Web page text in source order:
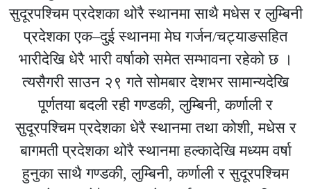
सुदूरपश्चिम प्रदेशका थोरै स्थानमा साथै मधेस र लुम्बिनी
प्रदेशका एक–दुई स्थानमा मेघ गर्जन/चट्याङसहित
भारीदेखि धेरै भारी वर्षाको समेत सम्भावना रहेको छ ।
त्यसैगरी साउन २९ गते सोमबार देशभर सामान्यदेखि
पूर्णतया बदली रही गण्डकी, लुम्बिनी, कर्णाली र
सुदूरपश्चिम प्रदेशका धेरै स्थानमा तथा कोशी, मधेस र
बागमती प्रदेशका थोरै स्थानमा हल्कादेखि मध्यम वर्षा
हुनुका साथै गण्डकी, लुम्बिनी, कर्णाली र सुदूरपश्चिम